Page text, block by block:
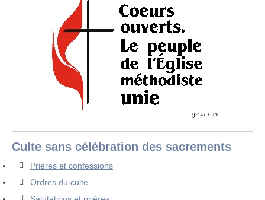
Culte sans célébration des sacrements
Prières et confessions
Ordres du culte